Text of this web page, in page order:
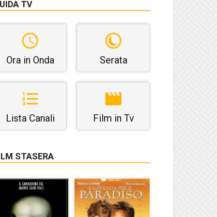
TV
Ora in Onda Serata
Lista Canali Film in Tv
STASERA